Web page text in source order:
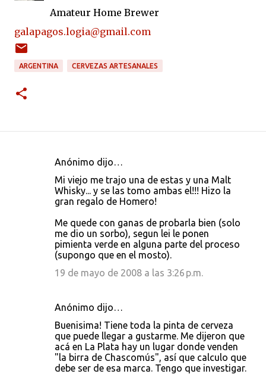
Amateur Home Brewer
galapagos.logia@gmail.com
ARGENTINA CERVEZAS ARTESANALES
Anónimo dijo…
Mi viejo me trajo una de estas y una Malt
Whisky... y se las tomo ambas el!!! Hizo la
gran regalo de Homero!
Me quede con ganas de probarla bien (solo
me dio un sorbo), segun lei le ponen
pimienta verde en alguna parte del proceso
(supongo que en el mosto).
19 de mayo de 2008 a las 3:26 p.m.
Anónimo dijo…
Buenisima! Tiene toda la pinta de cerveza
que puede llegar a gustarme. Me dijeron que
acá en La Plata hay un lugar donde venden
"la birra de Chascomús", así que calculo que
debe ser de esa marca. Tengo que investigar.